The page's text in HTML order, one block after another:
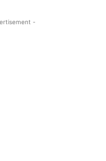
-